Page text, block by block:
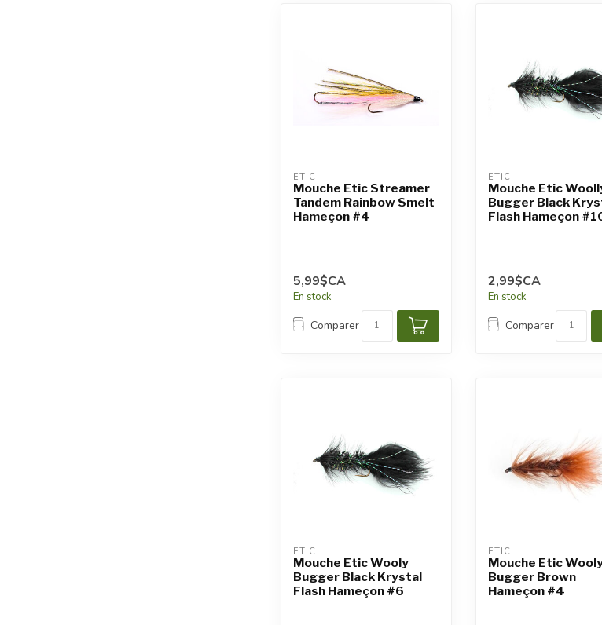
ETIC
Mouche Etic Streamer
Tandem Rainbow Smelt
Hameçon #4
5,99$CA
En stock
Comparer
ETIC
Mouche Etic
Bugger Black
Flash Hameçon
2,99$CA
En stock
Comparer
ETIC
Mouche Etic Wooly
Bugger Black Krystal
Flash Hameçon #6
ETIC
Mouche Etic
Bugger Brown
Hameçon #4